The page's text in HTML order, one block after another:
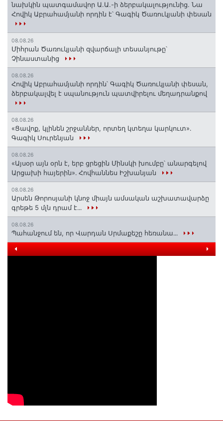
նախկին պատգամավոր Ա.Ա.-ի ձերբակալությունից. Նա
Հովիկ Աբրահամյանի որդին է՝ Գագիկ Ծառուկյանի փեսան
08.08.26
Միհրան Ծառուկյանի զվարճալի տեսանյութը՝
Չինաստանից
08.08.26
Հովիկ Աբրահամյանի որդին՝ Գագիկ Ծառուկյանի փեսան,
ձերբակալվել է սպանություն պատվիրելու մեղադրանքով
08.08.26
«Ցավոք, կլինեն շրջաններ, որտեղ կտեղա կարկուտ»․
Գագիկ Սուրենյան
08.08.26
«Այսօր այն օրն է, երբ ցրեցին Մինսկի խումբը՝ անարգելով
Արցախի հայերին»․ Հովհաննես Իշխանյան
08.08.26
Արսեն Թորոսյանի կնոջ միայն ամսական աշխատավարձը
գրեթե 5 մլն դրամ է․․․
08.08.26
Պահանջում են, որ Վարդան Սրմաքեշը հեռանա․․․